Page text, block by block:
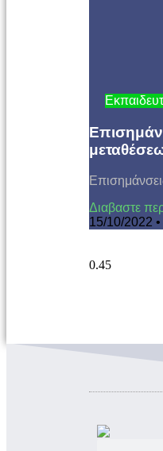
Διαβαστε
15/10/2022